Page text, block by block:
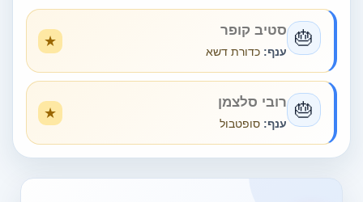
🎂 סטיב קופר
ענף: כדורת דשא
🎂 רובי סלצמן
ענף: סופטבול